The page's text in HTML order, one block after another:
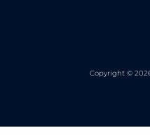
Copyright ©